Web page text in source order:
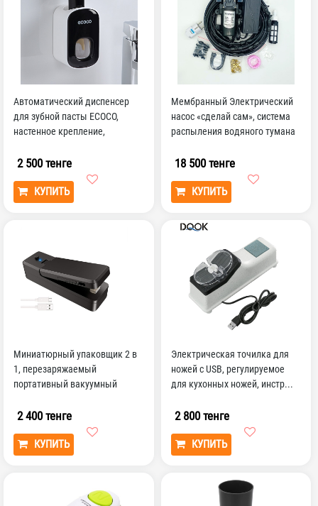
Автоматический диспенсер
для зубной пасты ECOCO,
настенное крепление,
2 500 тенге
КУПИТЬ
Мембранный Электрический
насос «сделай сам», система
распыления водяного тумана
18 500 тенге
КУПИТЬ
Миниатюрный упаковщик 2 в
1, перезаряжаемый
портативный вакуумный
п...
2 400 тенге
КУПИТЬ
Электрическая точилка для
ножей с USB, регулируемое
для кухонных ножей, инстр...
2 800 тенге
КУПИТЬ